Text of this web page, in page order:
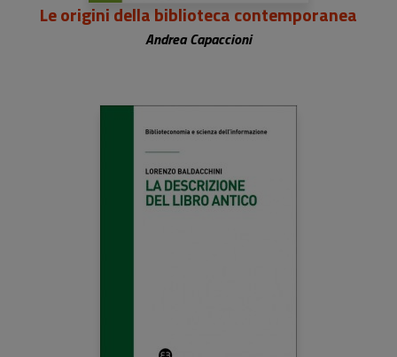
Le origini della biblioteca contemporanea
Andrea Capaccioni